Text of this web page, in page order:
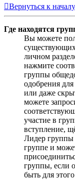
Вернуться к началу
Где находятся
Вы можете
личном
нажмите
группы
одобрения
или даже
можете
участие в
вступление,
Лидер группы
группе и
группы, если
быть для